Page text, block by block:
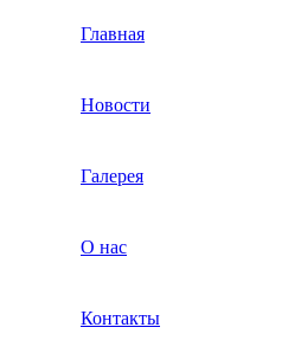
Главная
Новости
Галерея
О нас
Контакты